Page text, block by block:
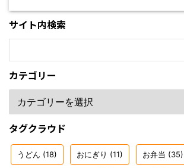
サイト内検索
カテゴリー
タグクラウド
うどん (18) おにぎり (11) お弁当 (35)